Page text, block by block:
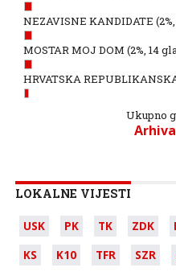
NEZAVISNE KANDIDATE
MOSTAR MOJ DOM (2%, 14
HRVATSKA
Ukupno
LOKALNE VIJESTI
USK PK TK ZDK
KS
K10 TFR SZR